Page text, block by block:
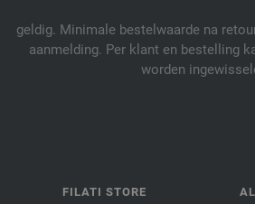
geldig. Minimale bestelwaarde na
aanmelding. Per klant en bestelling
worden
FILATI STORE